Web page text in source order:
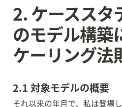
2. ケーススタ
のモデル構築
ケーリング法
2.1 対象モデルの概要
それ以来の年月で、私は登場